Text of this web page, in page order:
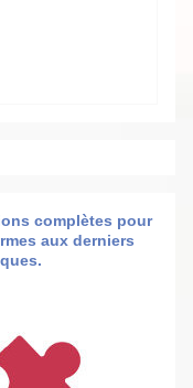
complètes pour
aux derniers